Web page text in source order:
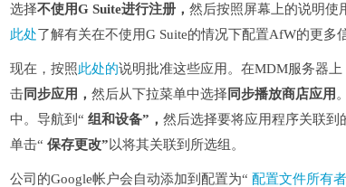
选择不使用G Suite进行注册， 然后按照屏幕上的说明使
此处了解有关在不使用G Suite的情况下配置AfW的更多
现在，按照此处的说明批准这些应用。在MDM服务器上
击同步应用， 然后从下拉菜单中选择 同步播放商店应用
中。导航到“ 组和设备”， 然后选择要将应用程序关联到
单击“ 保存更改”以将其关联到所选组。
公司的Google帐户会自动添加到配置为“ 配置文件所有